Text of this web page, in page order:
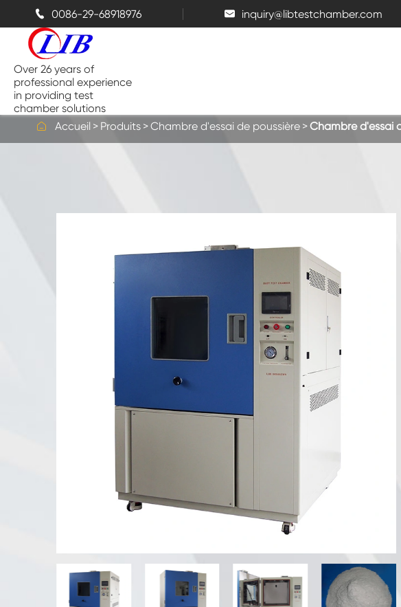
 0086-29-68918976  inquiry@libtestchamber.com
Over 26 years of
professional experience
in providing test
chamber solutions
Chambre d'essai de Benchtop
Chambres thermiques
Chambres de pulvérisation de sel
Équipement de test IP
Chambre
Chambre
Chambre
Chambre
Machine
Chambre
modules PV
Chambre
température
 Accueil Produits Chambre d'essai de poussière Chambre d'essai